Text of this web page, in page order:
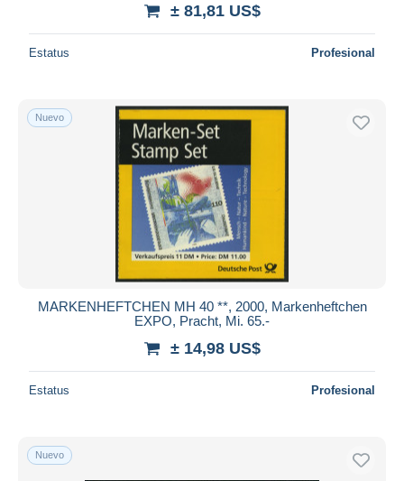
± 81,81 US$
Estatus Profesional
Nuevo
MARKENHEFTCHEN MH 40 **, 2000, Markenheftchen
EXPO, Pracht, Mi. 65.-
± 14,98 US$
Estatus Profesional
Nuevo